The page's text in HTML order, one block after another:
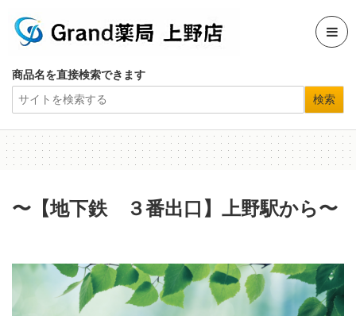
商品名を直接検索できます
〜【地下鉄 ３番出口】上野駅から〜